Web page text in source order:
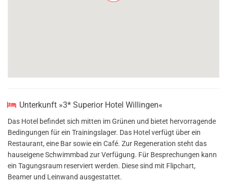
Unterkunft »3* Superior Hotel Willingen«
Das Hotel befindet sich mitten im Grünen und bietet hervorragende
Bedingungen für ein Trainingslager. Das Hotel verfügt über ein
Restaurant, eine Bar sowie ein Café. Zur Regeneration steht das
hauseigene Schwimmbad zur Verfügung. Für Besprechungen kann
ein Tagungsraum reserviert werden. Diese sind mit Flipchart,
Beamer und Leinwand ausgestattet.